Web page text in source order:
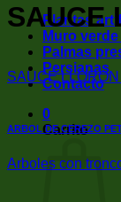
Plantas
Muro
Palmas
Persianas
Contacto
0
Carrito
SAUCE
SAUCE
ARBOL DE CEREZO
Arboles con